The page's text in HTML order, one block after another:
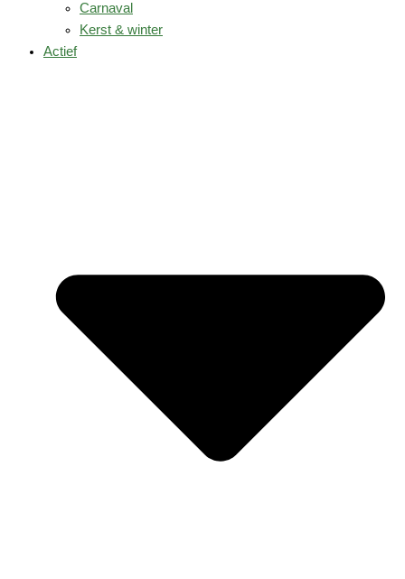
Carnaval
Kerst & winter
Actief